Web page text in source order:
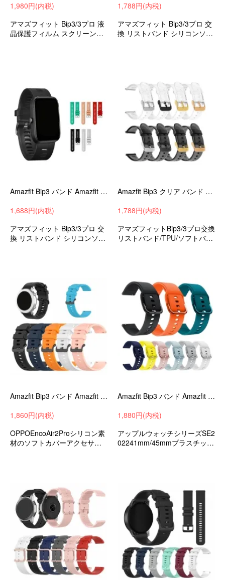
1,980円(内税)
アマズフィット Bip3/3プロ 液
晶保護フィルム スクリーンプ
1,788円(内税)
アマズフィット Bip3/3プロ 交
換 リストバンド シリコンソフ
Amazfit Bip3 バンド Amazfit Bip 3 Pro ベルト シリコン バンド幅20mm 交換リストバンド/交換バンド/交換ベルト ソフトバンド YYW6
1,688円(内税)
アマズフィット Bip3/3プロ 交
換 リストバンド シリコンソフ
Amazfit Bip3 クリア バンド Amazfit Bip 3 Pro ベルト 透明 TPU バンド幅20mm 交換リストバンド/交換バンド/交換ベルト
1,788円(内税)
アマズフィットBip3/3プロ交換
リストバンド/TPU/ソフトバン
Amazfit Bip3 バンド Amazfit Bip 3 Pro ベルト シリコン バンド幅20mm 交換リストバンド/交換バンド/交換ベルト
1,860円(内税)
OPPOEncoAir2Proシリコン素
材のソフトカバーアクセサリ
Amazfit Bip3 バンド Amazfit Bip 3 Pro ベルト シリコン バンド幅20mm 交換リストバンド/交換バンド/交換ベルト
1,880円(内税)
アップルウォッチシリーズSE2
02241mm/45mmプラスチック